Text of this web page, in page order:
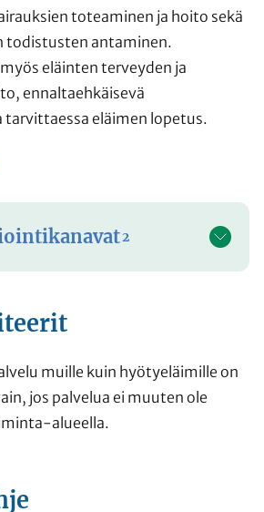
toteaminen ja hoito sekä
todistusten antaminen.
eläinten terveyden ja
ennaltaehkäisevä
eläimen lopetus.
2
muille kuin hyötyeläimille on
jos palvelua ei muuten ole
alueella.